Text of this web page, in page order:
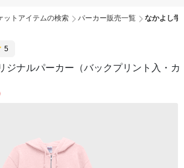
ットアイテムの検索 パーカー販売一覧 なかよし学
5
ナルパーカー（バックプリント入・カ